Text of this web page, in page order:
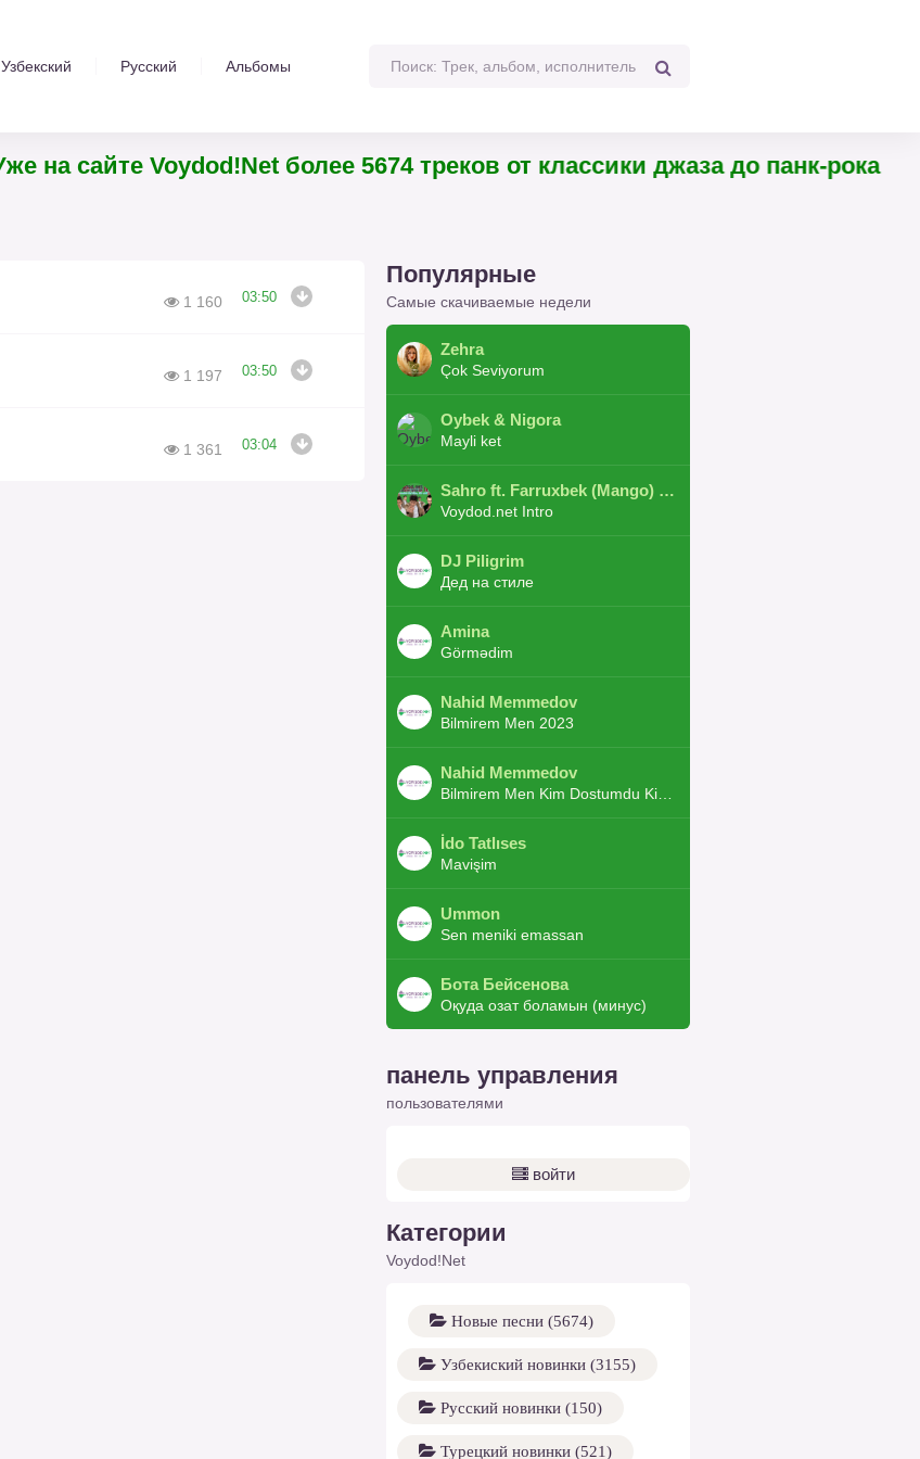
Узбекский Русский Альбомы
Уже на сайте Voydod!Net более 5674 треков от классики джаза до панк-рока
1 160 03:50
1 197 03:50
1 361 03:04
Популярные
Самые скачиваемые недели
Zehra
Çok Seviyorum
Oybek & Nigora
Mayli ket
Sahro ft. Farruxbek (Mango) ft. Shaxboz ft. Navruz and Zarba ft. DJ.JoHa
Voydod.net Intro
DJ Piligrim
Дед на стиле
Amina
Görmədim
Nahid Memmedov
Bilmirem Men 2023
Nahid Memmedov
İdo Tatlıses
Mavişim
Ummon
Sen meniki emassan
Бота Бейсенова
Оқуда озат боламын (минус)
панель управления
пользователями
войти
Категории
Voydod!Net
Новые песни (5674)
Узбекиский новинки (3155)
Русский новинки (150)
Турецкий новинки (521)